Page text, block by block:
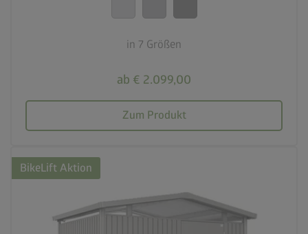
in 7 Größen
ab € 2.099,00
Zum Produkt
BikeLift Aktion